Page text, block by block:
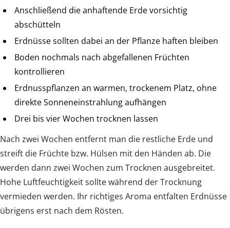
Anschließend die anhaftende Erde vorsichtig
abschütteln
Erdnüsse sollten dabei an der Pflanze haften bleiben
Boden nochmals nach abgefallenen Früchten
kontrollieren
Erdnusspflanzen an warmen, trockenem Platz, ohne
direkte Sonneneinstrahlung aufhängen
Drei bis vier Wochen trocknen lassen
Nach zwei Wochen entfernt man die restliche Erde und
streift die Früchte bzw. Hülsen mit den Händen ab. Die
werden dann zwei Wochen zum Trocknen ausgebreitet.
Hohe Luftfeuchtigkeit sollte während der Trocknung
vermieden werden. Ihr richtiges Aroma entfalten Erdnüsse
übrigens erst nach dem Rösten.